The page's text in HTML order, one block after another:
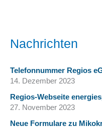
Nachrichten
Telefonnummer Regios
14. Dezember 2023
Regios-Webseite
27. November 2023
Neue Formulare zu